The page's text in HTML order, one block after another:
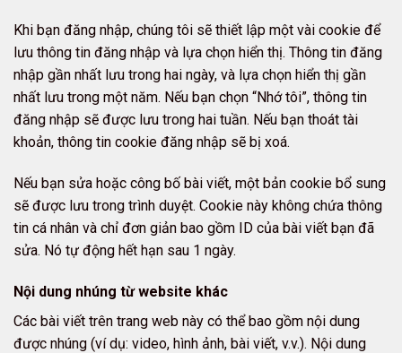
Khi bạn đăng nhập, chúng tôi sẽ thiết lập một vài cookie để
lưu thông tin đăng nhập và lựa chọn hiển thị. Thông tin đăng
nhập gần nhất lưu trong hai ngày, và lựa chọn hiển thị gần
nhất lưu trong một năm. Nếu bạn chọn “Nhớ tôi”, thông tin
đăng nhập sẽ được lưu trong hai tuần. Nếu bạn thoát tài
khoản, thông tin cookie đăng nhập sẽ bị xoá.
Nếu bạn sửa hoặc công bố bài viết, một bản cookie bổ sung
sẽ được lưu trong trình duyệt. Cookie này không chứa thông
tin cá nhân và chỉ đơn giản bao gồm ID của bài viết bạn đã
sửa. Nó tự động hết hạn sau 1 ngày.
Nội dung nhúng từ website khác
Các bài viết trên trang web này có thể bao gồm nội dung
được nhúng (ví dụ: video, hình ảnh, bài viết, v.v.). Nội dung